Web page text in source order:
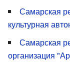
Самарская
культурная
Самарская
организация